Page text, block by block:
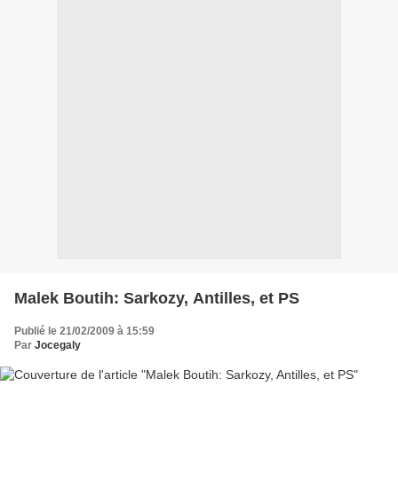
Malek Boutih: Sarkozy, Antilles, et PS
Publié le 21/02/2009 à 15:59
Par Jocegaly